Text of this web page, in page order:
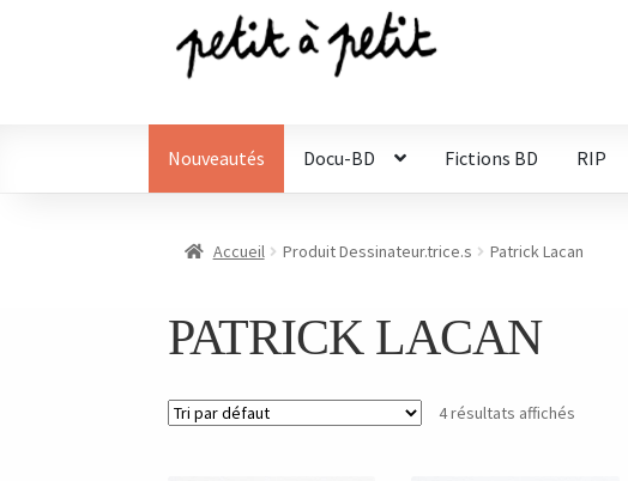
Aller
navigation
Aller
Nouveautés Docu-BD Fictions BD RIP
Accueil Produit Dessinateur.trice.s Patrick Lacan
PATRICK LACAN
4 résultats affichés